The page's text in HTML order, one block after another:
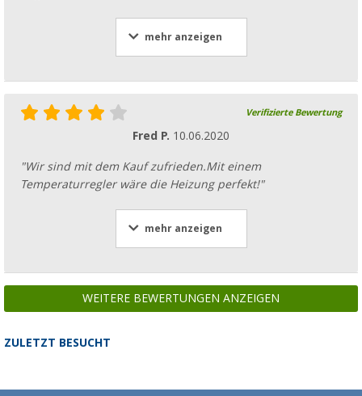
mehr anzeigen
Verifizierte Bewertung
Fred P. 10.06.2020
"Wir sind mit dem Kauf zufrieden.Mit einem
Temperaturregler wäre die Heizung perfekt!"
mehr anzeigen
WEITERE BEWERTUNGEN ANZEIGEN
ZULETZT BESUCHT